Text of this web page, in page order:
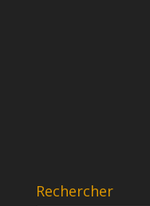
Rechercher